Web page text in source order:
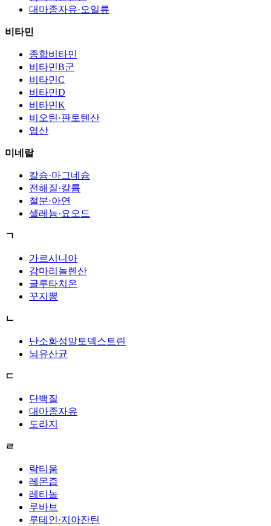
대마종자유·오일류
비타민
종합비타민
비타민B군
비타민C
비타민D
비타민K
비오틴·판토텐산
엽산
미네랄
칼슘·마그네슘
전해질·칼륨
철분·아연
셀레늄·요오드
ㄱ
가르시니아
감마리놀렌산
글루타치온
꾸지뽕
ㄴ
난소화성말토덱스트린
뇌유산균
ㄷ
단백질
대마종자유
도라지
ㄹ
락티움
레몬즙
레티놀
루바브
루테인·지아잔틴